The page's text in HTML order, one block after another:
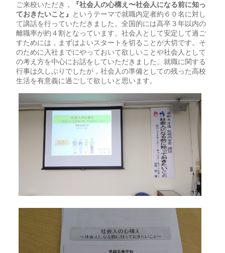
ご来校いただき，
『社会人の心構え〜社会人になる前に知っ
ておきたいこと』 というテーマで就職内定者約６０名に対し
て講話を行っていただきました。全国的には高卒３年以内の
離職率が約４割となっています。社会人として安定して過ご
すためには，まずはよいスタートを切ることが大切です。そ
のために入社までにやっておいて欲しいことや社会人として
の考え方を中心にお話をしていただきました。就職に関する
行事は久しぶりでしたが，社会人の準備としての残った高校
生活を有意義に過ごして欲しいと思います。